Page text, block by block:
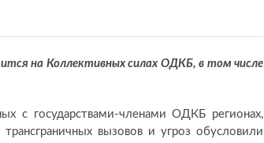
на Коллективных силах ОДКБ, в том числе
с государствами-членами ОДКБ регионах,
вызовов и угроз обусловили